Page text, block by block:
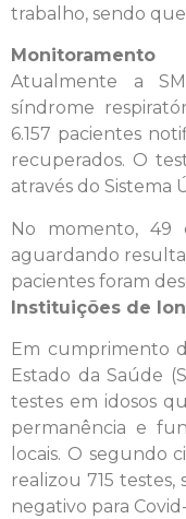
trabalho, sendo
Monitoramento
Atualmente a
síndrome
6.157 pacientes
recuperados. O
através do Sistema
No momento, 49
aguardando
pacientes foram
Instituições de
Em cumprimento
Estado da Saúde
testes em idosos
permanência e
locais. O segundo
realizou 715
negativo para